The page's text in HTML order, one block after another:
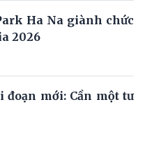
Ha Na giành chức
2026
mới: Cần một tư